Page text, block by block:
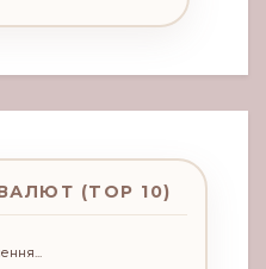
(TOP 10)